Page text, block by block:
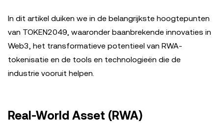
In dit artikel duiken we in de belangrijkste hoogtepunten
van TOKEN2049, waaronder baanbrekende innovaties in
Web3, het transformatieve potentieel van RWA-
tokenisatie en de tools en technologieën die de
industrie vooruit helpen.
Real-World Asset (RWA)